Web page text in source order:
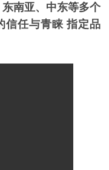
南亚、中东等多个
信任与青睐 指定品